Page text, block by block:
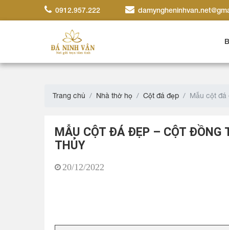
0912.957.222
Trang chủ Nhà thờ họ Cột đá đẹp Mẫu cột đá
MẪU CỘT ĐÁ ĐẸP – CỘT ĐỒNG
THỦY
20/12/2022